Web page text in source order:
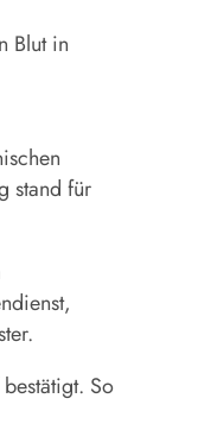
Blut in
stand für
So